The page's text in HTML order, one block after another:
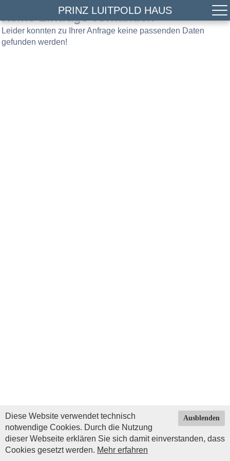
PRINZ LUITPOLD HAUS
Keine Einträge vorhanden
Leider konnten zu Ihrer Anfrage keine passenden Daten
gefunden werden!
Ausblenden
Diese Website verwendet technisch
notwendige Cookies. Durch die Nutzung
dieser Webseite erklären Sie sich damit einverstanden, dass
Cookies gesetzt werden. Mehr erfahren